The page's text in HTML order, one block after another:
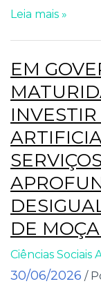
Leia mais »
EM
DE
Ciências Sociais
30/06/2026 /